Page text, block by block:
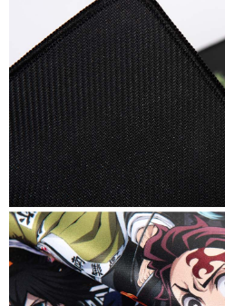
每筆NT$100，滿NT$1,300(含以上)
宅配-離島(澎湖/金門/馬祖)-木棉花樂
每筆NT$220
黑貓宅配-貨到付款
每筆NT$150